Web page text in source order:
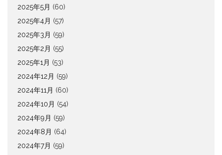
2025年5月 (60)
2025年4月 (57)
2025年3月 (59)
2025年2月 (55)
2025年1月 (53)
2024年12月 (59)
2024年11月 (60)
2024年10月 (54)
2024年9月 (59)
2024年8月 (64)
2024年7月 (59)